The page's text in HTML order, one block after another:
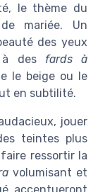
le thème du
mariée. Un
des yeux
à des fards à
le beige ou le
en subtilité.
jouer
teintes plus
ressortir la
volumisant et
accentueront